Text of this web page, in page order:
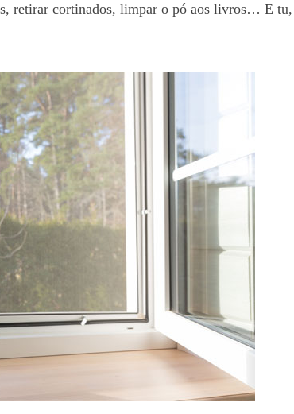
retirar cortinados, limpar o pó aos livros… E tu,